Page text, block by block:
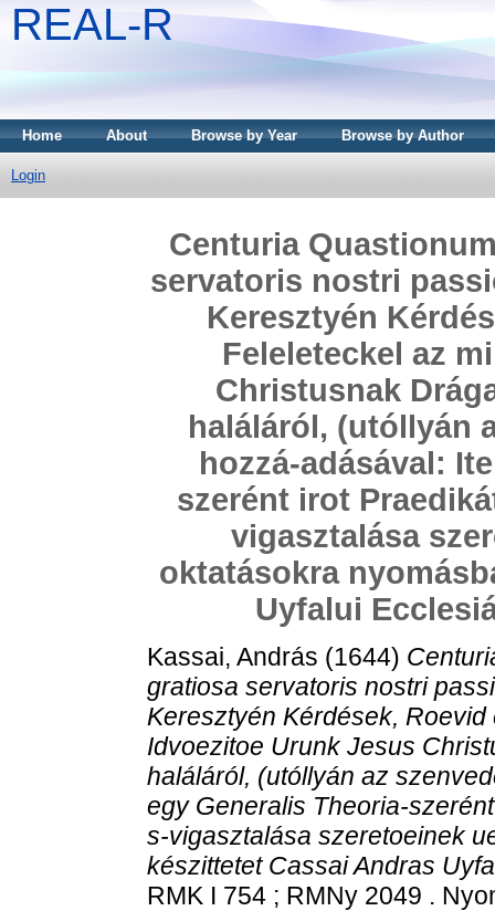
REAL-R
Home About Browse by Year Browse by Author
Login
Centuria
servatoris nostri
Keresztyén
Feleleteckel az
Christusnak
haláláról, (utóllyán
hozzá-adásával:
szerént irot
vigasztalása
oktatásokra
Uyfalui
Kassai, András (1644)
gratiosa servatoris nostri
Keresztyén Kérdések,
Idvoezitoe Urunk Jesus
haláláról, (utóllyán az
egy Generalis Theoria-
s-vigasztalása szeretoeinek
készittetet Cassai Andras
RMK I 754 ; RMNy 2049 .